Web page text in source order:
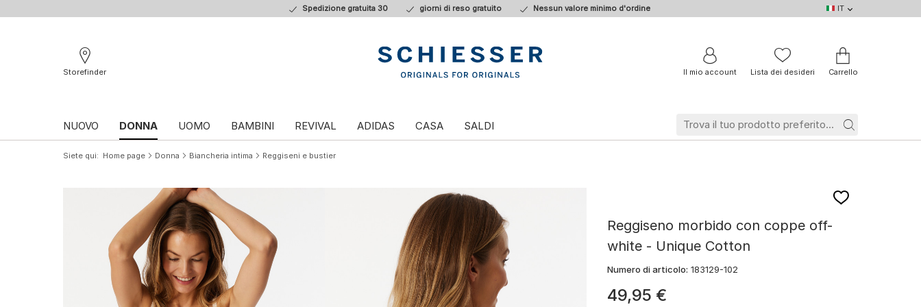
Spedizione gratuita 30 giorni di reso gratuito Nessun valore minimo d'ordine
IT
DE
IT
BE
FR
Storefinder
Il mio account Lista dei desideri Carrello
NUOVO DONNA UOMO BAMBINI REVIVAL ADIDAS CASA SALDI
Siete qui Home page Donna Biancheria intima Reggiseni e bustier
Reggiseno morbido con coppe off-
white - Unique Cotton
Numero di articolo: 183129-102
49,95 €